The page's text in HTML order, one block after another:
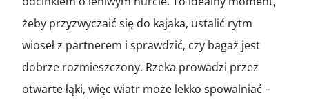
żeby przyzwyczaić się do kajaka, ustalić rytm
wioseł z partnerem i sprawdzić, czy bagaż jest
dobrze rozmieszczony. Rzeka prowadzi przez
otwarte łąki, więc wiatr może lekko spowalniać –